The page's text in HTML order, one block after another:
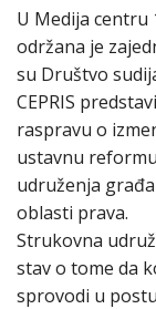
U Medija centru
održana je
su Društvo
CEPRIS
raspravu o
ustavnu
udruženja
oblasti prava.
Strukovna
stav o tome da
sprovodi u